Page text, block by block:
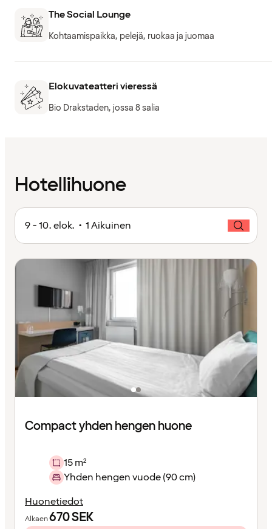
The Social Lounge
Kohtaamispaikka, pelejä, ruokaa ja juomaa
Elokuvateatteri vieressä
Bio Drakstaden, jossa 8 salia
Hotellihuone
9 - 10. elok. • 1 Aikuinen
Compact yhden hengen huone
15 m²
Yhden hengen vuode (90 cm)
Huonetiedot
Alkaen670SEK